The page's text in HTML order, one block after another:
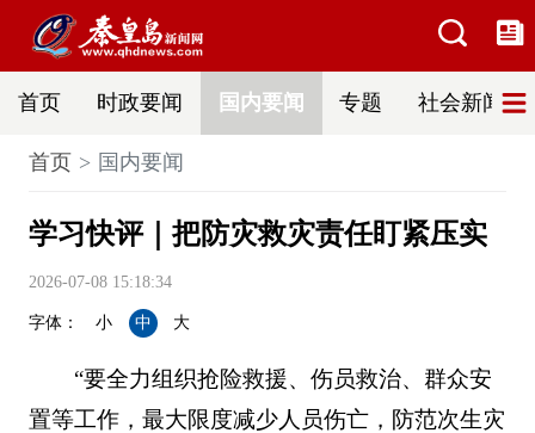
首页 时政要闻 国内要闻 专题 社会新闻
首页 国内要闻
学习快评｜把防灾救灾责任盯紧压实
2026-07-08 15:18:34
字体： 小 中 大
“要全力组织抢险救援、伤员救治、群众安
置等工作，最大限度减少人员伤亡，防范次生灾